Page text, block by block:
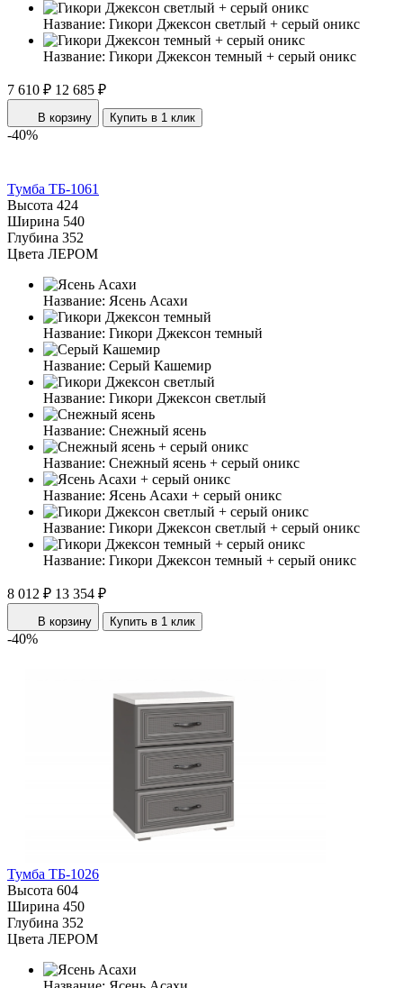
Название: Гикори Джексон светлый + серый оникс
Название: Гикори Джексон темный + серый оникс
7 610 ₽ 12 685 ₽
В корзину Купить в 1 клик
-40%
Тумба ТБ-1061
Высота 424
Ширина 540
Глубина 352
Цвета ЛЕРОМ
Название: Ясень Асахи
Название: Гикори Джексон темный
Название: Серый Кашемир
Название: Гикори Джексон светлый
Название: Снежный ясень
Название: Снежный ясень + серый оникс
Название: Ясень Асахи + серый оникс
Название: Гикори Джексон светлый + серый оникс
Название: Гикори Джексон темный + серый оникс
8 012 ₽ 13 354 ₽
В корзину Купить в 1 клик
-40%
Тумба ТБ-1026
Высота 604
Ширина 450
Глубина 352
Цвета ЛЕРОМ